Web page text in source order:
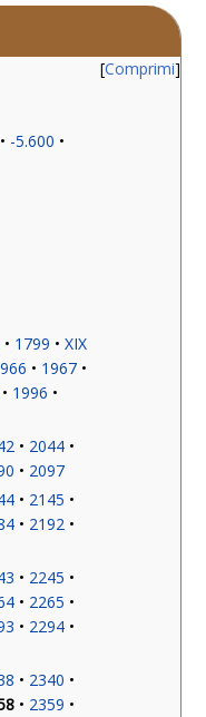
Comprimi
-5.600
1799
XIX
1967
1996
2044
2097
2145
2192
2245
2265
2294
2340
2359